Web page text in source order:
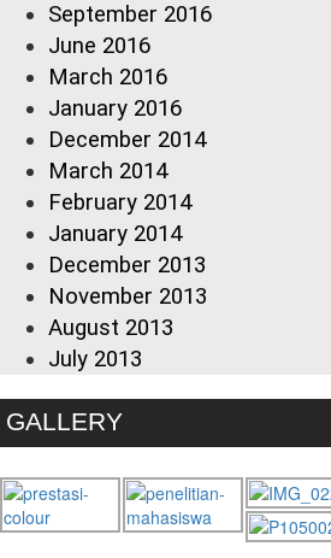
September 2016
June 2016
March 2016
January 2016
December 2014
March 2014
February 2014
January 2014
December 2013
November 2013
August 2013
July 2013
GALLERY